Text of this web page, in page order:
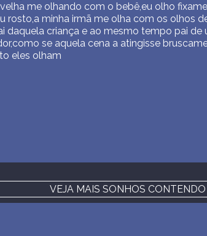
me olhando com o bebê,eu olho
rosto,a minha irmã me olha com os olhos
daquela criança e ao mesmo tempo pai de
se aquela cena a atingisse
eles olham
VEJA MAIS SONHOS CONTENDO